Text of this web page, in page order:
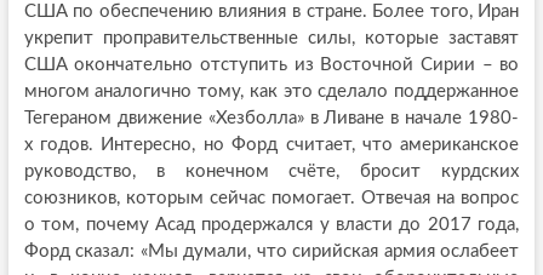
США по обеспечению влияния в стране. Более того, Иран
укрепит проправительственные силы, которые заставят
США окончательно отступить из Восточной Сирии – во
многом аналогично тому, как это сделало поддержанное
Тегераном движение «Хезболла» в Ливане в начале 1980-
х годов. Интересно, но Форд считает, что американское
руководство, в конечном счёте, бросит курдских
союзников, которым сейчас помогает. Отвечая на вопрос
о том, почему Асад продержался у власти до 2017 года,
Форд сказал: «Мы думали, что сирийская армия ослабеет